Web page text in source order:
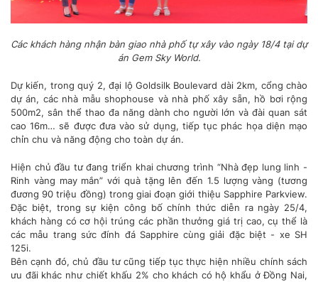
Các khách hàng nhận bàn giao nhà phố tự xây vào ngày 18/4 tại dự
án Gem Sky World.
Dự kiến, trong quý 2, đại lộ Goldsilk Boulevard dài 2km, cổng chào
dự án, các nhà mẫu shophouse và nhà phố xây sẵn, hồ bơi rộng
500m2, sân thể thao đa năng dành cho người lớn và đài quan sát
cao 16m… sẽ được đưa vào sử dụng, tiếp tục phác họa diện mạo
chỉn chu và năng động cho toàn dự án.
Hiện chủ đầu tư đang triển khai chương trình “Nhà đẹp lung linh -
Rinh vàng may mắn” với quà tặng lên đến 1.5 lượng vàng (tương
đương 90 triệu đồng) trong giai đoạn giới thiệu Sapphire Parkview.
Đặc biệt, trong sự kiện công bố chính thức diễn ra ngày 25/4,
khách hàng có cơ hội trúng các phần thưởng giá trị cao, cụ thể là
các mẫu trang sức đính đá Sapphire cùng giải đặc biệt - xe SH
125i.
Bên cạnh đó, chủ đầu tư cũng tiếp tục thực hiện nhiều chính sách
ưu đãi khác như chiết khấu 2% cho khách có hộ khẩu ở Đồng Nai,